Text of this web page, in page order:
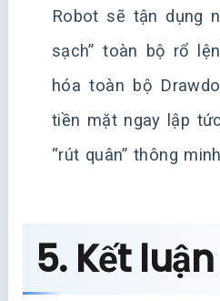
Robot sẽ tận dụng
sạch” toàn bộ rổ
hóa toàn bộ
tiền mặt ngay lập
“rút quân” thông
5. Kết luận